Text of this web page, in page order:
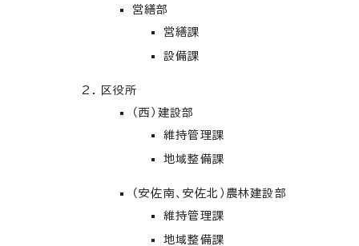
営繕部
営繕課
設備課
区役所
（西）建設部
維持管理課
地域整備課
（安佐南、安佐北）農林建設部
維持管理課
地域整備課